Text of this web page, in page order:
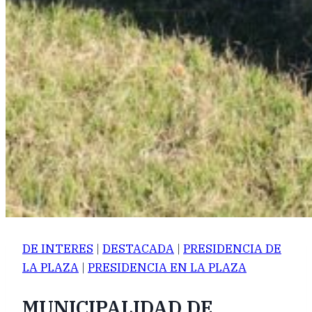
DE INTERES | DESTACADA | PRESIDENCIA DE
LA PLAZA | PRESIDENCIA EN LA PLAZA